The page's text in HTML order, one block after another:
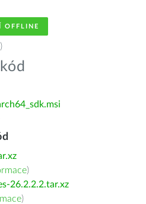
OFFLINE
)
)
26.2.2.2.tar.xz
)